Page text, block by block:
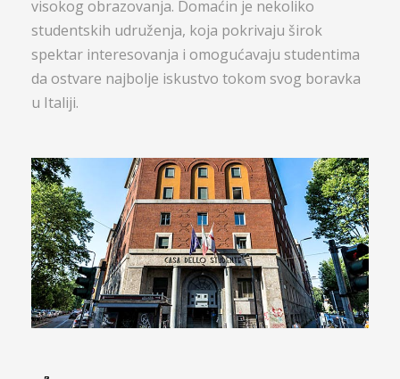
visokog obrazovanja. Domaćin je nekoliko
studentskih udruženja, koja pokrivaju širok
spektar interesovanja i omogućavaju studentima
da ostvare najbolje iskustvo tokom svog boravka
u Italiji.